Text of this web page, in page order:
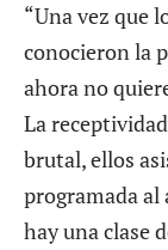
“Una vez que
conocieron la
ahora no
La
brutal, ellos
programada al
hay una clase